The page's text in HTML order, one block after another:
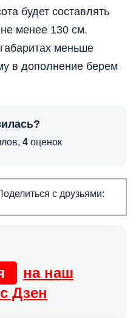
будет составлять
менее 130 см.
меньше
в дополнение берем
4 оценок
с друзьями:
на наш
Дзен